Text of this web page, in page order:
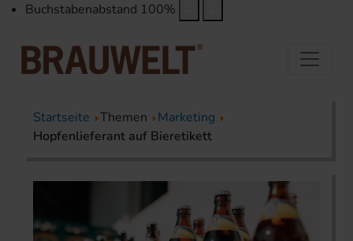
Buchstabenabstand 100%
Startseite Themen
Marketing
Hopfenlieferant auf Bieretikett